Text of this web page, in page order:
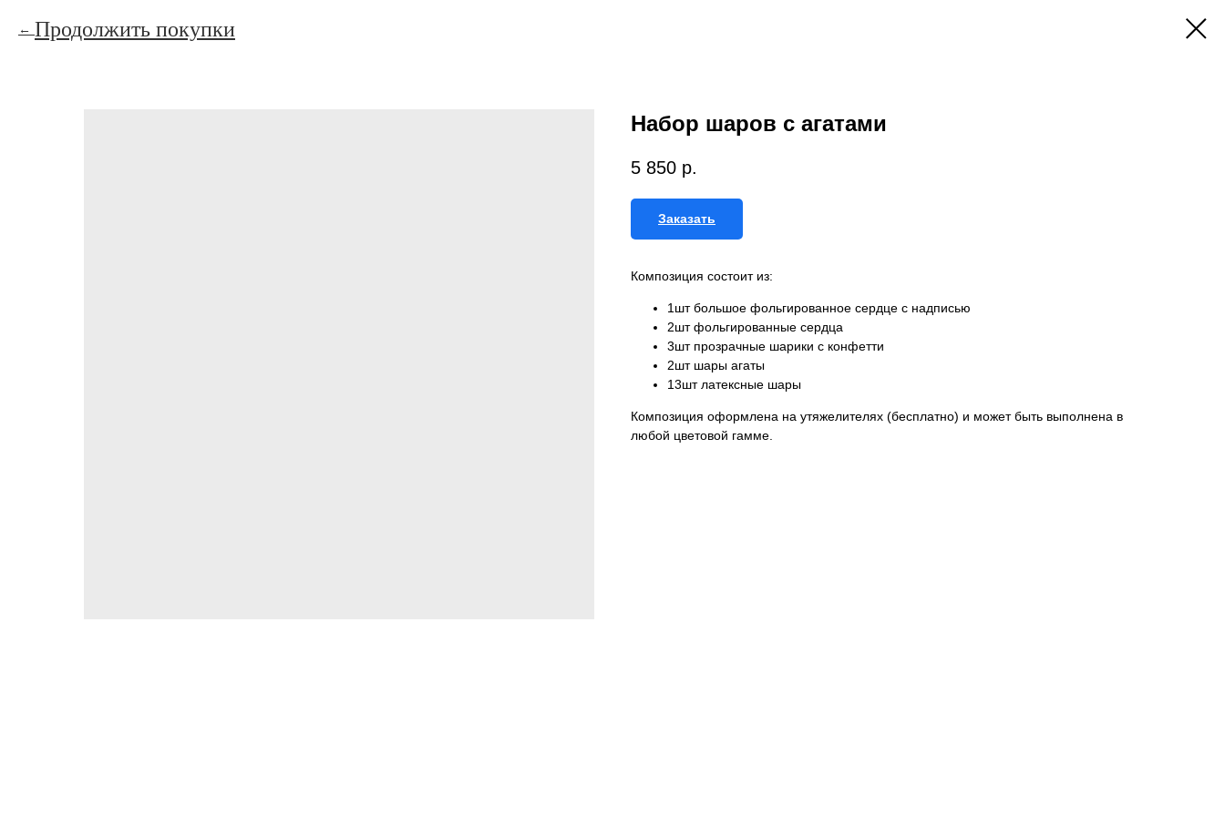
Продолжить покупки
Набор шаров с агатами
5 850 р.
Заказать
Композиция состоит из:
1шт большое фольгированное сердце с надписью
2шт фольгированные сердца
3шт прозрачные шарики с конфетти
2шт шары агаты
13шт латексные шары
Композиция оформлена на утяжелителях (бесплатно) и может быть выполнена в
любой цветовой гамме.